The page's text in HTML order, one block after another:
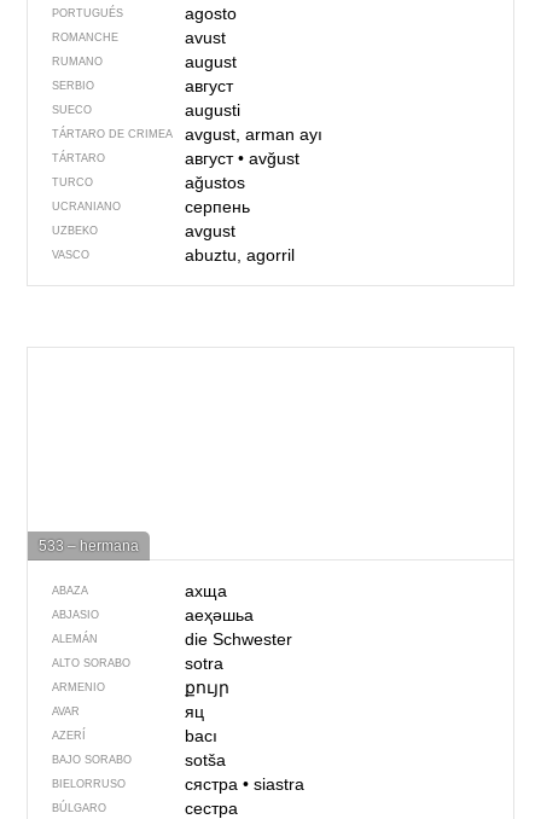
PORTUGUÉS agosto
ROMANCHE avust
RUMANO august
SERBIO август
SUECO augusti
TÁRTARO DE CRIMEA avgust, arman ayı
TÁRTARO август• avğust
TURCO ağustos
UCRANIANO серпень
UZBEKO avgust
VASCO abuztu, agorril
533 – hermana
ABAZA ахща
ABJASIO аеҳәшьа
ALEMÁN die Schwester
ALTO SORABO sotra
ARMENIO քույր
AVAR яц
AZERÍ bacı
BAJO SORABO sotša
BIELORRUSO сястра• siastra
BÚLGARO сестра